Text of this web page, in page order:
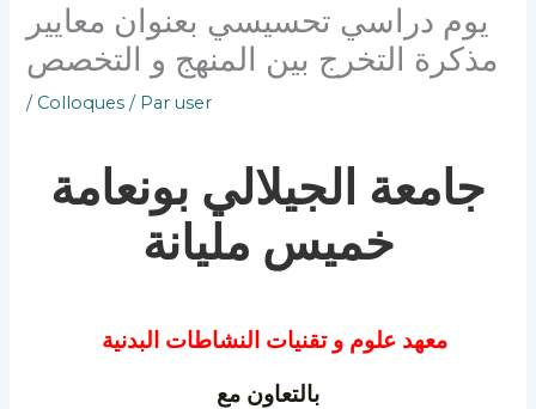
يوم دراسي تحسيسي بعنوان معايير
مذكرة التخرج بين المنهج و التخصص
/ Colloques / Paruser
جامعة الجيلالي بونعامة
خميس مليانة
معهد علوم و تقنيات النشاطات البدنية
بالتعاون مع